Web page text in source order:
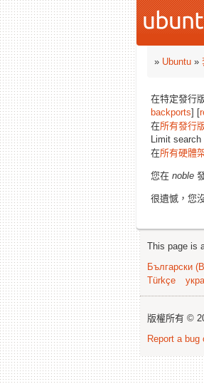
» Ubuntu »
在特定發行
backports] [
在所有發行
Limit
在所有硬體
您在 noble
很遺憾，您
This page is
Български
Türkçe
版權所有 ©
Report a